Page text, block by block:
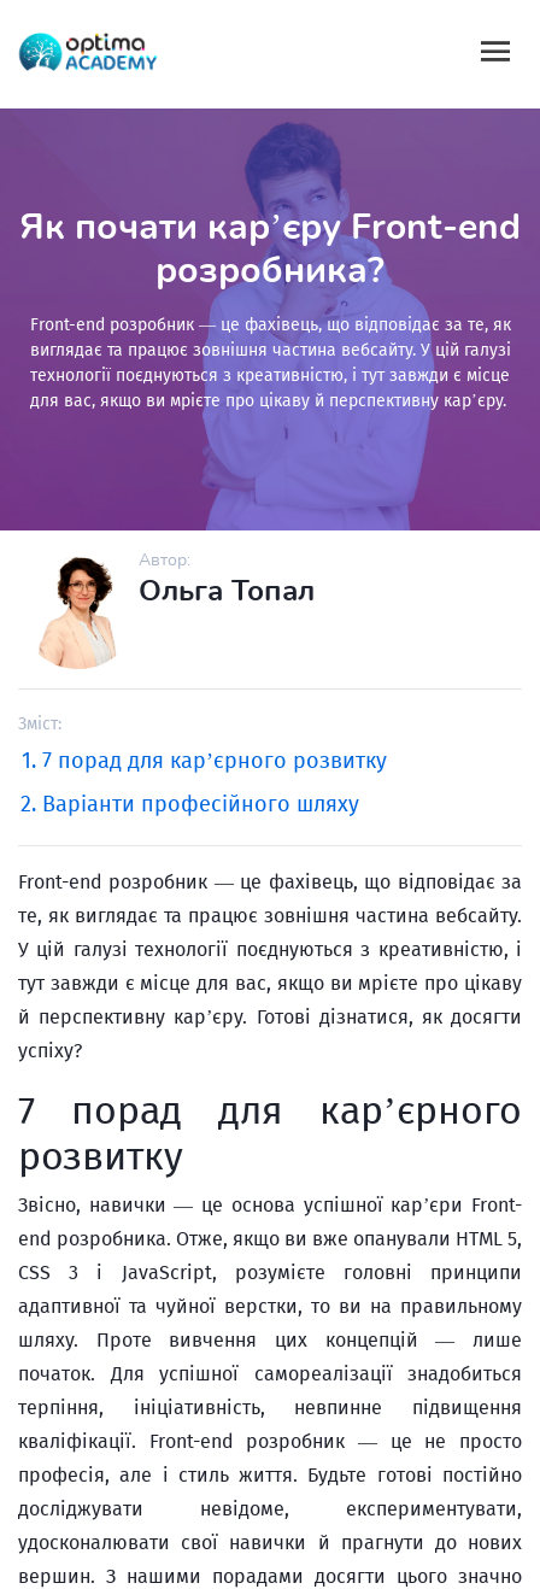
Як почати кар’єру Front-end
розробника?
Front-end розробник — це фахівець, що відповідає за те, як
виглядає та працює зовнішня частина вебсайту. У цій галузі
технології поєднуються з креативністю, і тут завжди є місце
для вас, якщо ви мрієте про цікаву й перспективну кар’єру.
Автор:
Ольга Топал
Зміст:
7 порад для кар’єрного розвитку
Варіанти професійного шляху
Front-end розробник — це фахівець, що відповідає за
те, як виглядає та працює зовнішня частина вебсайту.
У цій галузі технології поєднуються з креативністю, і
тут завжди є місце для вас, якщо ви мрієте про цікаву
й перспективну кар’єру. Готові дізнатися, як досягти
успіху?
7 порад для кар’єрного
розвитку
Звісно, навички — це основа успішної кар’єри Front-
end розробника. Отже, якщо ви вже опанували HTML 5,
CSS 3 і JavaScript, розумієте головні принципи
адаптивної та чуйної верстки, то ви на правильному
шляху. Проте вивчення цих концепцій — лише
початок. Для успішної самореалізації знадобиться
терпіння, ініціативність, невпинне підвищення
кваліфікації. Front-end розробник — це не просто
професія, але і стиль життя. Будьте готові постійно
досліджувати невідоме, експериментувати,
удосконалювати свої навички й прагнути до нових
вершин. З нашими порадами досягти цього значно